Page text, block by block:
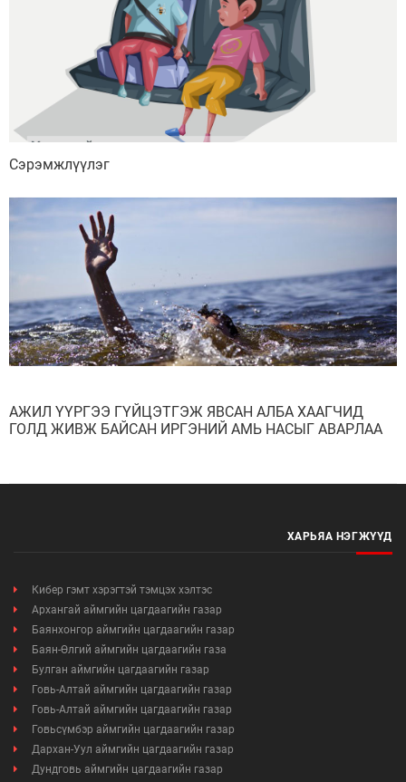
Сэрэмжлүүлэг
АЖИЛ ҮҮРГЭЭ ГҮЙЦЭТГЭЖ ЯВСАН АЛБА ХААГЧИД
ГОЛД ЖИВЖ БАЙСАН ИРГЭНИЙ АМЬ НАСЫГ АВАРЛАА
ХАРЬЯА НЭГЖҮҮД
Кибер гэмт хэрэгтэй тэмцэх хэлтэс
Архангай аймгийн цагдаагийн газар
Баянхонгор аймгийн цагдаагийн газар
Баян-Өлгий аймгийн цагдаагийн газа
Булган аймгийн цагдаагийн газар
Говь-Алтай аймгийн цагдаагийн газар
Говь-Алтай аймгийн цагдаагийн газар
Говьсүмбэр аймгийн цагдаагийн газар
Дархан-Уул аймгийн цагдаагийн газар
Дундговь аймгийн цагдаагийн газар
Үйл ажиллагааны ил тод байдал
Өргөдөл, гомдлын мэдээ
Иргэдийг хүлээн авах хуваарь
Ажил үүргийн чиглэл, утасны дугаар